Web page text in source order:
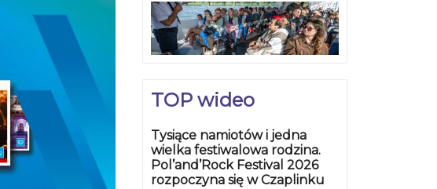
TOP wideo
Tysiące namiotów i jedna
wielka festiwalowa rodzina.
Pol’and’Rock Festival 2026
rozpoczyna się w Czaplinku